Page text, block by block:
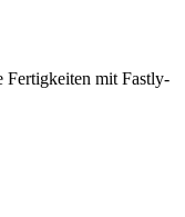
Fertigkeiten mit Fastly-